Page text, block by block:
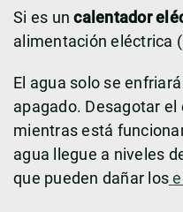
Si es uncalentador
alimentación eléctrica
El agua solo se
apagado. Desagotar
mientras está
agua llegue a niveles
que pueden dañar los